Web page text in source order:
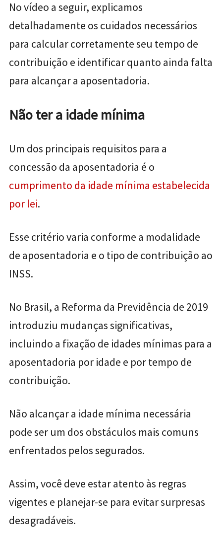
No vídeo a seguir, explicamos
detalhadamente os cuidados necessários
para calcular corretamente seu tempo de
contribuição e identificar quanto ainda falta
para alcançar a aposentadoria.
Não ter a idade mínima
Um dos principais requisitos para a
concessão da aposentadoria é o
cumprimento da idade mínima estabelecida
por lei.
Esse critério varia conforme a modalidade
de aposentadoria e o tipo de contribuição ao
INSS.
No Brasil, a Reforma da Previdência de 2019
introduziu mudanças significativas,
incluindo a fixação de idades mínimas para a
aposentadoria por idade e por tempo de
contribuição.
Não alcançar a idade mínima necessária
pode ser um dos obstáculos mais comuns
enfrentados pelos segurados.
Assim, você deve estar atento às regras
vigentes e planejar-se para evitar surpresas
desagradáveis.